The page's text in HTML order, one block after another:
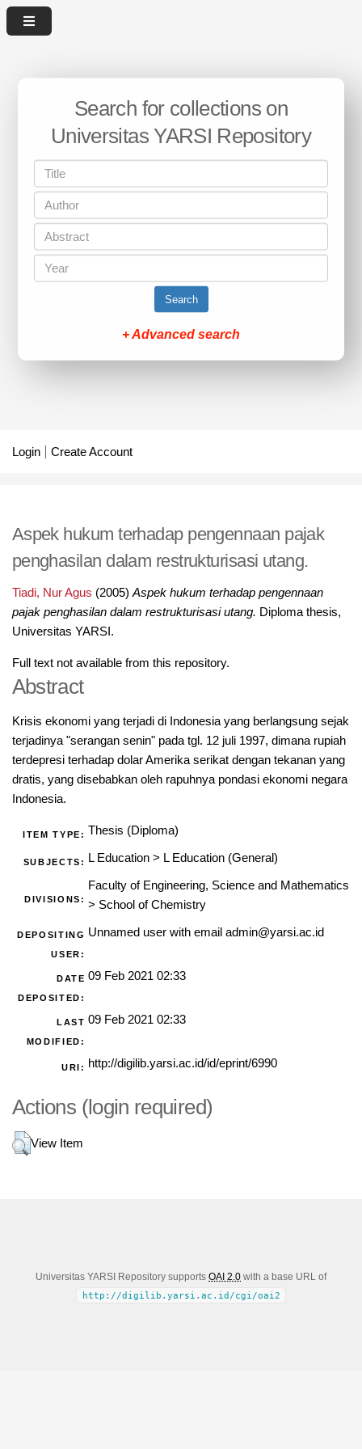
Search for collections on
Universitas YARSI Repository
Search
+ Advanced search
Login Create Account
Aspek hukum terhadap pengennaan pajak
penghasilan dalam restrukturisasi utang.
Tiadi, Nur Agus (2005) Aspek hukum terhadap pengennaan
pajak penghasilan dalam restrukturisasi utang. Diploma thesis,
Universitas YARSI.
Full text not available from this repository.
Abstract
Krisis ekonomi yang terjadi di Indonesia yang berlangsung sejak
terjadinya "serangan senin" pada tgl. 12 juli 1997, dimana rupiah
terdepresi terhadap dolar Amerika serikat dengan tekanan yang
dratis, yang disebabkan oleh rapuhnya pondasi ekonomi negara
Indonesia.
ITEM TYPE: Thesis (Diploma)
SUBJECTS: L Education> L Education (General)
DIVISIONS:
Faculty of Engineering, Science and Mathematics
> School of Chemistry
DEPOSITING
USER:
Unnamed user with email admin@yarsi.ac.id
DATE
DEPOSITED:
09 Feb 2021 02:33
LAST
MODIFIED:
09 Feb 2021 02:33
URI: http://digilib.yarsi.ac.id/id/eprint/6990
Actions (login required)
View Item
Universitas YARSI Repository supports OAI 2.0 with a base URL of
http://digilib.yarsi.ac.id/cgi/oai2